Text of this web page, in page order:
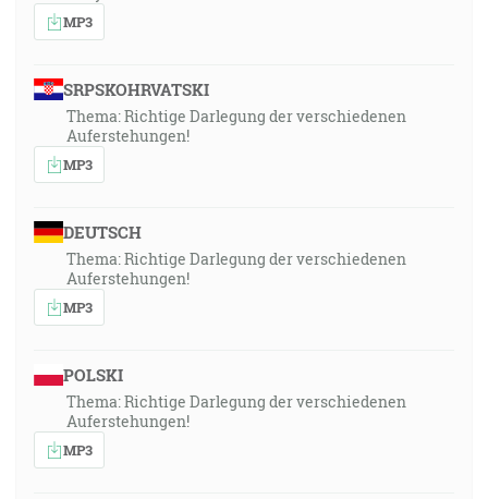
MP3
SRPSKOHRVATSKI
Thema: Richtige Darlegung der verschiedenen
Auferstehungen!
MP3
DEUTSCH
Thema: Richtige Darlegung der verschiedenen
Auferstehungen!
MP3
POLSKI
Thema: Richtige Darlegung der verschiedenen
Auferstehungen!
MP3